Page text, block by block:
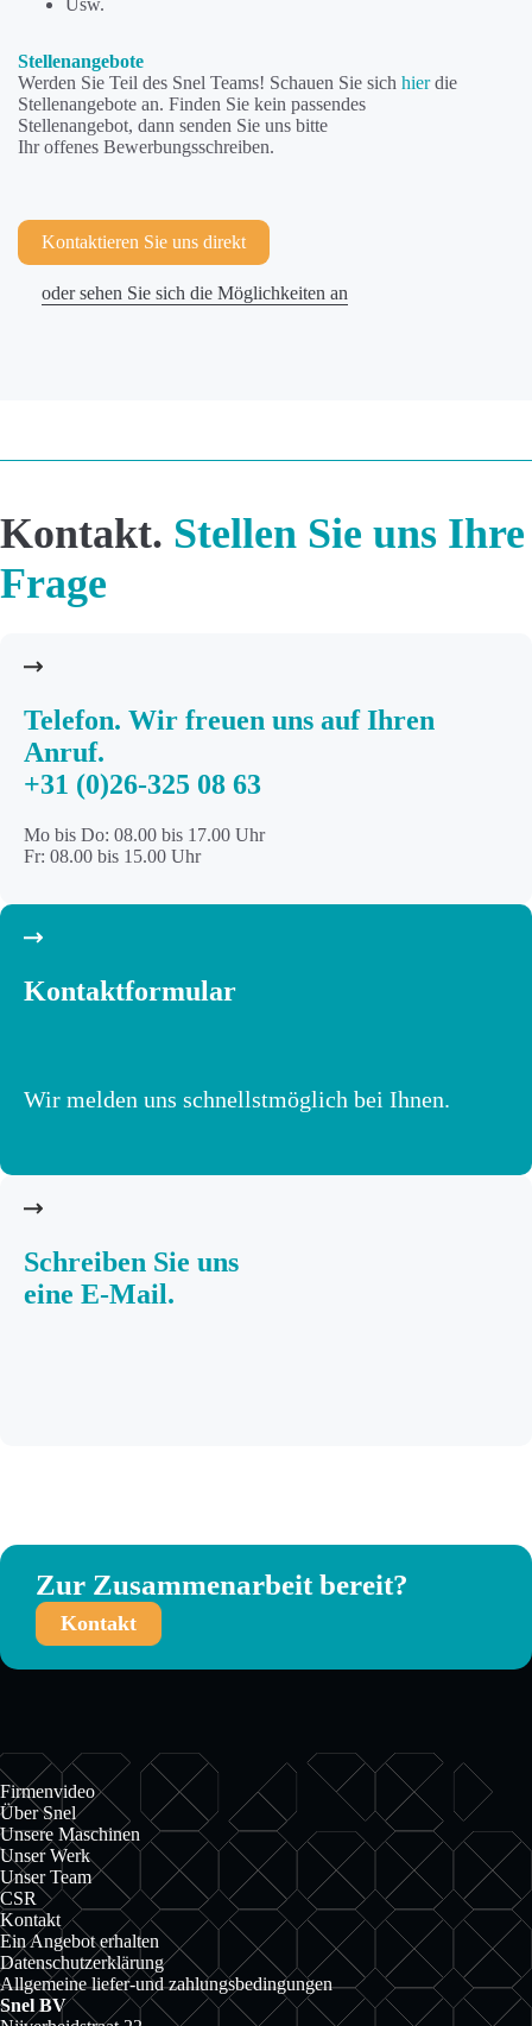
Usw.
Stellenangebote
Werden Sie Teil des Snel Teams! Schauen Sie sich hierdie
Stellenangebote an. Finden Sie kein passendes
Stellenangebot, dann senden Sie uns bitte
Ihr offenes Bewerbungsschreiben.
Kontaktieren Sie uns direkt
oder sehen Sie sich die Möglichkeiten an
Kontakt. Stellen Sie uns Ihre
Frage
Telefon. Wir freuen uns auf Ihren
Anruf.
+31 (0)26-325 08 63
Mo bis Do: 08.00 bis 17.00 Uhr
Fr: 08.00 bis 15.00 Uhr
Kontaktformular
Wir melden uns schnellstmöglich bei Ihnen.
Schreiben Sie uns
eine E-Mail.
Zur Zusammenarbeit bereit?
Kontakt
Firmenvideo
Über Snel
Unsere Maschinen
Unser Werk
Unser Team
CSR
Kontakt
Ein Angebot erhalten
Datenschutzerklärung
Allgemeine liefer-und zahlungsbedingungen
Snel BV